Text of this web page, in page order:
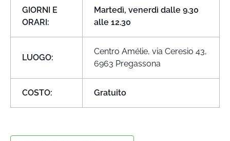
GIORNI E
ORARI:
Martedì, venerdì dalle 9.30
alle 12.30
LUOGO:
Centro Amélie, via Ceresio 43,
6963 Pregassona
COSTO: Gratuito